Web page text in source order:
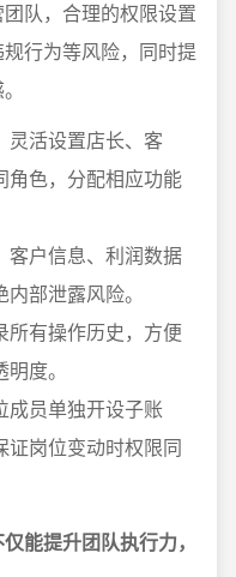
队，合理的权限设置
行为等风险，同时提
灵活设置店长、客
角色，分配相应功能
客户信息、利润数据
部泄露风险。
所有操作历史，方便
度。
成员单独开设子账
证岗位变动时权限同
能提升团队执行力，